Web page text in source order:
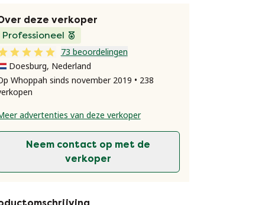
deze verkoper
Professioneel
73 beoordelingen
Doesburg, Nederland
Whoppah sinds november 2019 • 238
advertenties van deze verkoper
Neem contact op met de
verkoper